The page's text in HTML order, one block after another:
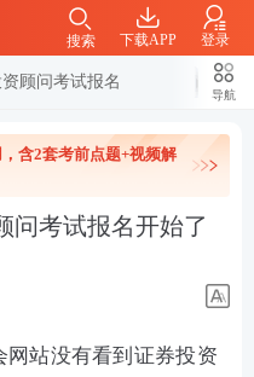
下载APP 登录
搜索
顾问考试报名
导航
含2套考前点题+视频解
问考试报名开始了
站没有看到证券投资